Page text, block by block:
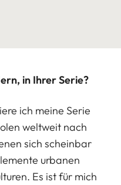
in Ihrer Serie?
ich meine Serie
weltweit nach
sich scheinbar
urbanen
Es ist für mich